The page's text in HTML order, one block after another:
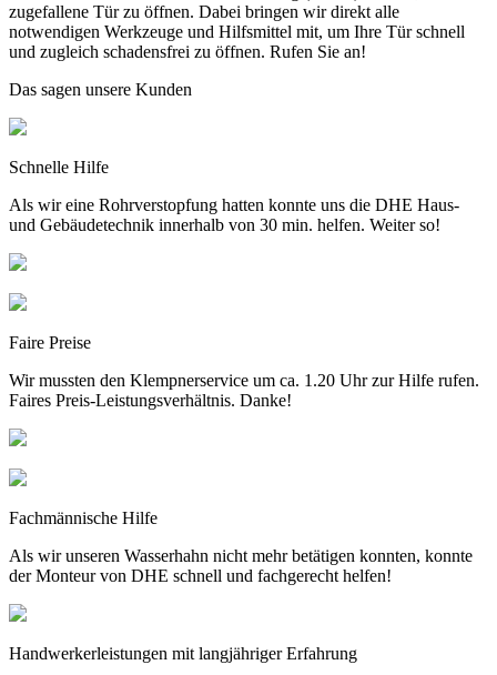
zugefallene Tür zu öffnen. Dabei bringen wir direkt alle
notwendigen Werkzeuge und Hilfsmittel mit, um Ihre Tür schnell
und zugleich schadensfrei zu öffnen. Rufen Sie an!
Das sagen unsere Kunden
Schnelle Hilfe
Als wir eine Rohrverstopfung hatten konnte uns die DHE Haus-
und Gebäudetechnik innerhalb von 30 min. helfen. Weiter so!
Faire Preise
Wir mussten den Klempnerservice um ca. 1.20 Uhr zur Hilfe rufen.
Faires Preis-Leistungsverhältnis. Danke!
Fachmännische Hilfe
Als wir unseren Wasserhahn nicht mehr betätigen konnten, konnte
der Monteur von DHE schnell und fachgerecht helfen!
Handwerkerleistungen mit langjähriger Erfahrung